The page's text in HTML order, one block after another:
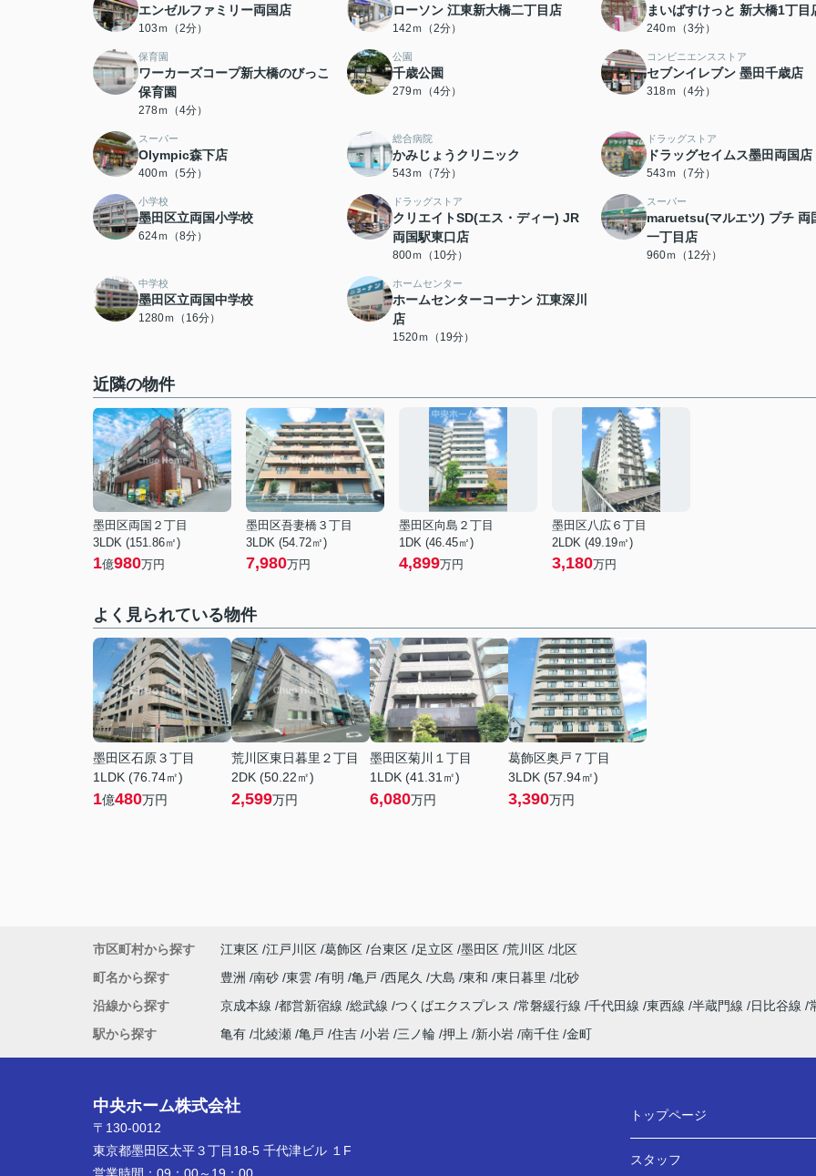
エンゼルファミリー両国店
103ｍ（2分）
ローソン 江東新大橋二丁目店
142ｍ（2分）
まいばすけっと 新大橋1丁目
240ｍ（3分）
保育園
ワーカーズコープ新大橋のびっこ
保育園
278ｍ（4分）
公園
千歳公園
279ｍ（4分）
コンビニエンスストア
セブンイレブン 墨田千歳店
318ｍ（4分）
スーパー
Olympic森下店
400ｍ（5分）
総合病院
かみじょうクリニック
543ｍ（7分）
ドラッグストア
ドラッグセイムス墨田両国店
543ｍ（7分）
小学校
墨田区立両国小学校
624ｍ（8分）
ドラッグストア
クリエイトSD(エス・ディー) JR
両国駅東口店
800ｍ（10分）
スーパー
maruetsu(マルエツ) プチ 両
一丁目店
960ｍ（12分）
中学校
墨田区立両国中学校
1280ｍ（16分）
ホームセンター
ホームセンターコーナン 江東深川
店
1520ｍ（19分）
近隣の物件
墨田区両国２丁目
3LDK (151.86㎡)
1億980万円
墨田区吾妻橋３丁目
3LDK (54.72㎡)
7,980万円
墨田区向島２丁目
1DK (46.45㎡)
4,899万円
墨田区八広６丁目
2LDK (49.19㎡)
3,180万円
よく見られている物件
墨田区石原３丁目
1LDK (76.74㎡)
1億480万円
荒川区東日暮里２丁目
2DK (50.22㎡)
2,599万円
墨田区菊川１丁目
1LDK (41.31㎡)
6,080万円
葛飾区奥戸７丁目
3LDK (57.94㎡)
3,390万円
市区町村から探す 江東区 江戸川区 葛飾区 台東区 足立区 墨田区 荒川区 北区
町名から探す
豊洲 南砂 東雲 有明 亀戸 西尾久 大島 東和 東日暮里
北砂
沿線から探す
京成本線 都営新宿線 総武線 つくばエクスプレス 常磐緩行線 千代田線 東西線 半蔵門線 日比谷線
駅から探す
亀有 北綾瀬 亀戸 住吉 小岩 三ノ輪 押上 新小岩 南千住 金町
中央ホーム株式会社
〒130-0012
東京都墨田区太平３丁目18-5 千代津ビル １F
トップページ
スタッフ